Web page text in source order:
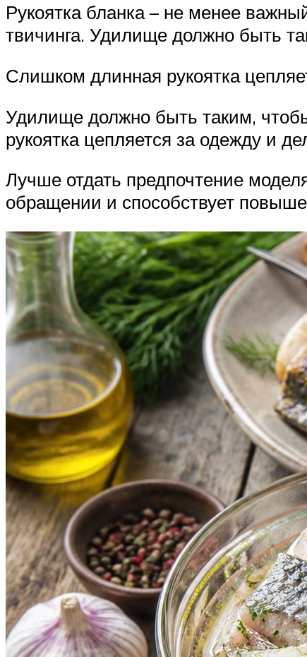
Рукоятка бланка – не менее
твичинга. Удилище должно быть
Слишком длинная рукоятка
Удилище должно быть таким,
рукоятка цепляется за одежду и
Лучше отдать предпочтение
обращении и способствует